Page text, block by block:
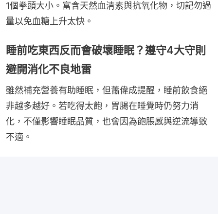
1個拳頭大小。富含天然血清素與抗氧化物，切記勿過
量以免血糖上升太快。
睡前吃東西反而會破壞睡眠？遵守4大守則
避開消化不良地雷
雖然補充營養有助睡眠，但蕭偉成提醒，睡前飲食絕
非越多越好。若吃得太飽，胃腸在睡覺時仍努力消
化，不僅影響睡眠品質，也會因為飽脹感與逆流導致
不適。